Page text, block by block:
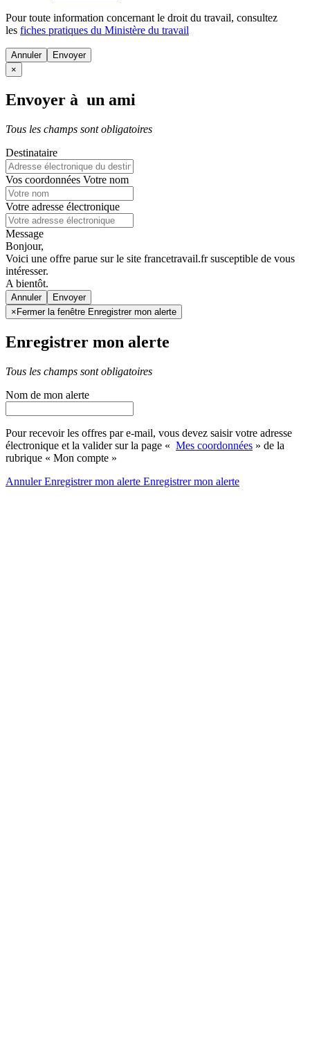
Pour toute information concernant le droit du travail, consultez
les fiches pratiques du Ministère du travail
Annuler
×
Envoyer à un ami
Tous les champs sont obligatoires
Destinataire
Vos coordonnées Votre nom
Votre adresse électronique
Message
Bonjour,
Voici une offre parue sur le site francetravail.fr susceptible de vous
intéresser.
A bientôt.
Annuler
× Fermer la fenêtre Enregistrer mon alerte
Enregistrer mon alerte
Tous les champs sont obligatoires
Nom de mon alerte
Pour recevoir les offres par e-mail, vous devez saisir votre adresse
électronique et la valider sur la page « Mes coordonnées » de la
rubrique « Mon compte »
AnnulerEnregistrer mon alerte Enregistrermon alerte